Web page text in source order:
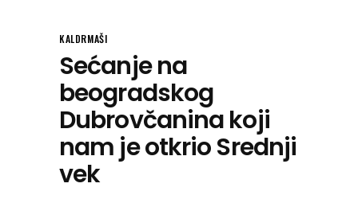
KALDRMAŠI
Sećanje na
beogradskog
Dubrovčanina koji
nam je otkrio Srednji
vek